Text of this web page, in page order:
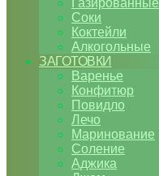
Газированные
Соки
Коктейли
Алкогольные
ЗАГОТОВКИ
Варенье
Конфитюр
Повидло
Лечо
Маринование
Соление
Аджика